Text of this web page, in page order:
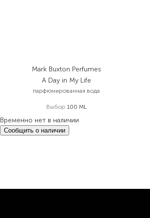
Mark Buxton Perfumes
A Day in My Life
парфюмированная вода
Выбор 100 ML
Временно нет в наличии
Сообщить о наличии